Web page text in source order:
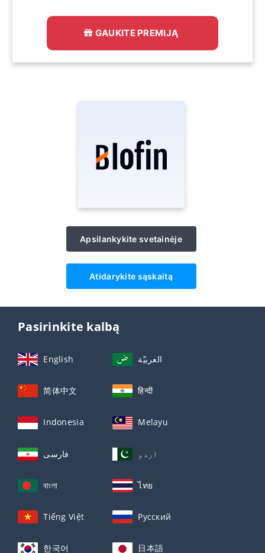
GAUKITE PREMIJĄ
Apsilankykite svetainėje
Atidarykite sąskaitą
Pasirinkite kalbą
English العربيّة
简体中文 हिन्दी
Indonesia Melayu
فارسی اردو
বাংলা ไทย
Tiếng Việt Русский
한국어 日本語